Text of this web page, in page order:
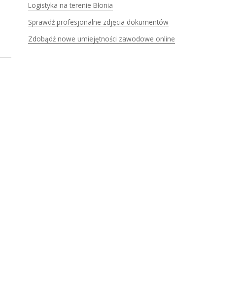
Logistyka na terenie Błonia
Sprawdź profesjonalne zdjęcia dokumentów
Zdobądź nowe umiejętności zawodowe online